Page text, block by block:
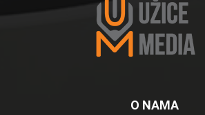
O NAMA